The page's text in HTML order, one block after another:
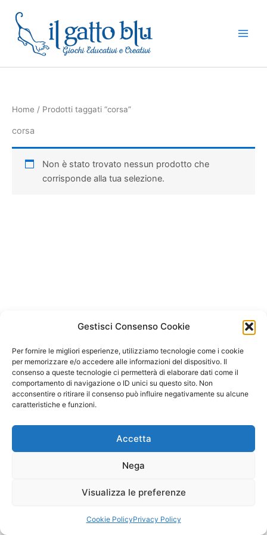
Gestisci Consenso Cookie
Per fornire le migliori esperienze, utilizziamo tecnologie come i cookie
per memorizzare e/o accedere alle informazioni del dispositivo. Il
consenso a queste tecnologie ci permetterà di elaborare dati come il
comportamento di navigazione o ID unici su questo sito. Non
acconsentire o ritirare il consenso può influire negativamente su alcune
caratteristiche e funzioni.
Accetta
Nega
Visualizza le preferenze
Cookie PolicyPrivacy Policy
contenuto
Home / Prodotti taggati “corsa”
corsa
Non è stato trovato nessun prodotto che
corrisponde alla tua selezione.
Copyright © 2026 Il Gatto Blu Giochi educativi Montessori e